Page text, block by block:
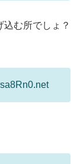
む所でしょ？